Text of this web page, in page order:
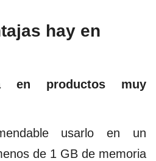
hay en
en productos muy
usarlo en un
de 1 GB de memoria